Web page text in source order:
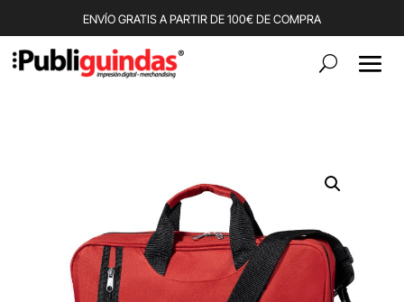
ENVÍO GRATIS A PARTIR DE 100€ DE COMPRA